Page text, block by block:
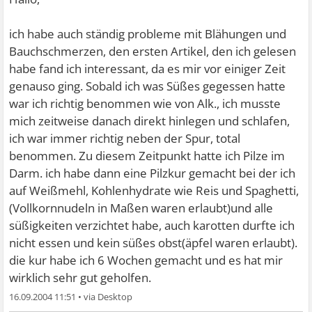
ich habe auch ständig probleme mit Blähungen und
Bauchschmerzen, den ersten Artikel, den ich gelesen
habe fand ich interessant, da es mir vor einiger Zeit
genauso ging. Sobald ich was Süßes gegessen hatte
war ich richtig benommen wie von Alk., ich musste
mich zeitweise danach direkt hinlegen und schlafen,
ich war immer richtig neben der Spur, total
benommen. Zu diesem Zeitpunkt hatte ich Pilze im
Darm. ich habe dann eine Pilzkur gemacht bei der ich
auf Weißmehl, Kohlenhydrate wie Reis und Spaghetti,
(Vollkornnudeln in Maßen waren erlaubt)und alle
süßigkeiten verzichtet habe, auch karotten durfte ich
nicht essen und kein süßes obst(äpfel waren erlaubt).
die kur habe ich 6 Wochen gemacht und es hat mir
wirklich sehr gut geholfen.
16.09.2004 11:51 •